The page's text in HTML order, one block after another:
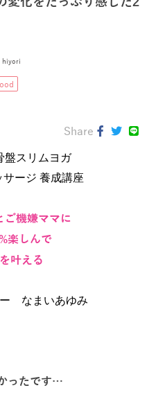
hiyori
Share
盤スリムヨガ
ージ 養成講座
ご機嫌ママに
楽しんで
叶える
ー なまいあゆみ
ったです…